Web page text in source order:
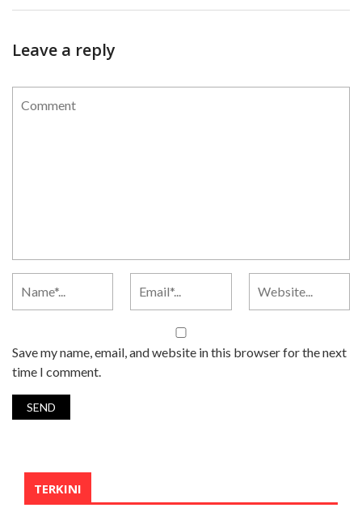
Leave a reply
Save my name, email, and website in this browser for the next
time I comment.
TERKINI